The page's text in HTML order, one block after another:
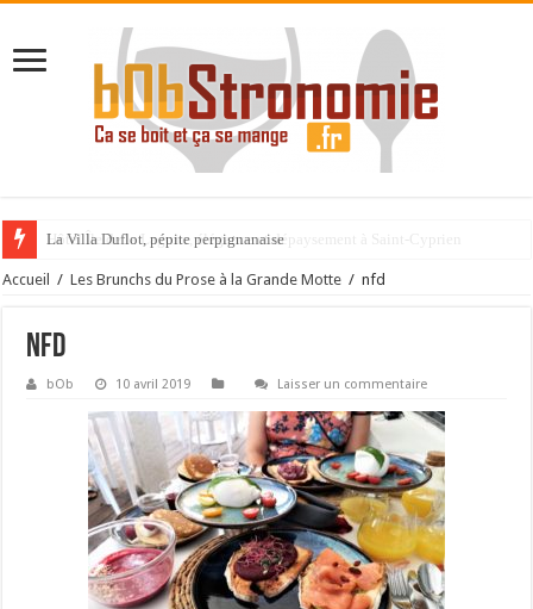
La Villa Duflot, pépite perpignanaise
Accueil / Les Brunchs du Prose à la Grande Motte / nfd
nfd
bOb 10 avril 2019 Laisser un commentaire